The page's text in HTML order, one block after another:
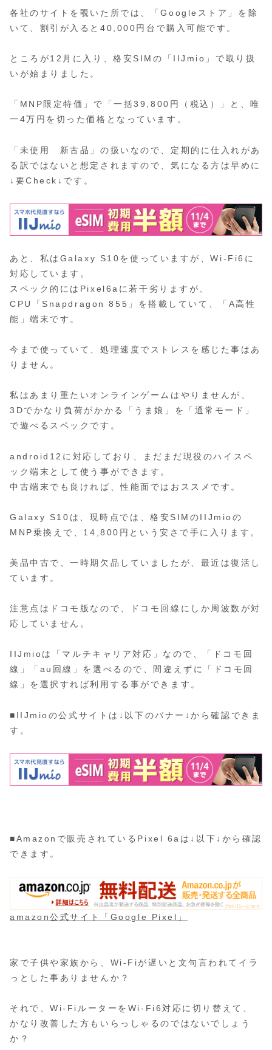
各社のサイトを覗いた所では、「Googleストア」を除
いて、割引が入ると40,000円台で購入可能です。
ところが12月に入り、格安SIMの「IIJmio」で取り扱
いが始まりました。
「MNP限定特価」で「一括39,800円（税込）」と、唯
一4万円を切った価格となっています。
「未使用 新古品」の扱いなので、定期的に仕入れがあ
る訳ではないと想定されますので、気になる方は早めに
↓要Check↓です。
あと、私はGalaxy S10を使っていますが、Wi-Fi6に
対応しています。
スペック的にはPixel6aに若干劣りますが、
CPU「Snapdragon 855」を搭載していて、「A高性
能」端末です。
今まで使っていて、処理速度でストレスを感じた事はあ
りません。
私はあまり重たいオンラインゲームはやりませんが、
3Dでかなり負荷がかかる「うま娘」を「通常モード」
で遊べるスペックです。
android12に対応しており、まだまだ現役のハイスペ
ック端末として使う事ができます。
中古端末でも良ければ、性能面ではおススメです。
Galaxy S10は、現時点では、格安SIMのIIJmioの
MNP乗換えで、14,800円という安さで手に入ります。
美品中古で、一時期欠品していましたが、最近は復活し
ています。
注意点はドコモ版なので、ドコモ回線にしか周波数が対
応していません。
IIJmioは「マルチキャリア対応」なので、「ドコモ回
線」「au回線」を選べるので、間違えずに「ドコモ回
線」を選択すれば利用する事ができます。
■IIJmioの公式サイトは↓以下のバナー↓から確認できま
す。
■Amazonで販売されているPixel 6aは↓以下↓から確認
できます。
amazon公式サイト「Google Pixel」
家で子供や家族から、Wi-Fiが遅いと文句言われてイラ
っとした事ありませんか？
それで、Wi-FiルーターをWi-Fi6対応に切り替えて、
かなり改善した方もいらっしゃるのではないでしょう
か？